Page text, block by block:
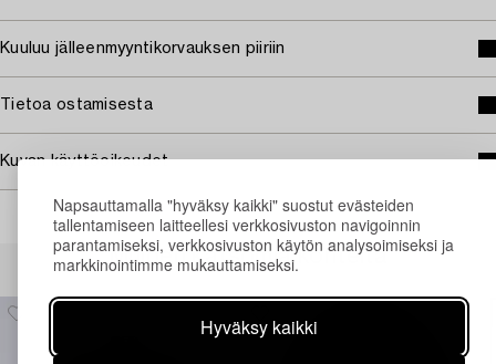
Napsauttamalla "hyväksy kaikki" suostut evästeiden
tallentamiseen laitteellesi verkkosivuston navigoinnin
parantamiseksi, verkkosivuston käytön analysoimiseksi ja
markkinointimme mukauttamiseksi.
Hyväksy kaikki
Kuuluu jälleenmyyntikorvauksen piiriin
Tietoa ostamisesta
Kuvan käyttöoikeudet
Muiden katsomia kohteita